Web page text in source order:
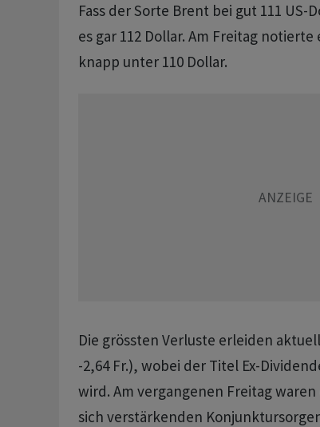
Fass der Sorte Brent bei gut 111 US-
es gar 112 Dollar. Am Freitag
knapp unter 110 Dollar.
Die grössten Verluste erleiden
-2,64 Fr.), wobei der Titel Ex-
wird. Am vergangenen Freitag
sich verstärkenden